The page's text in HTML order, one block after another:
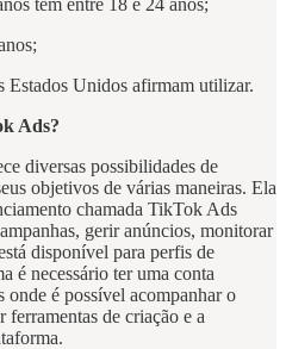
Estados Unidos afirmam utilizar.
Ads?
diversas possibilidades de
objetivos de várias maneiras. Ela
chamada TikTok Ads
gerir anúncios, monitorar
disponível para perfis de
é necessário ter uma conta
é possível acompanhar o
de criação e a